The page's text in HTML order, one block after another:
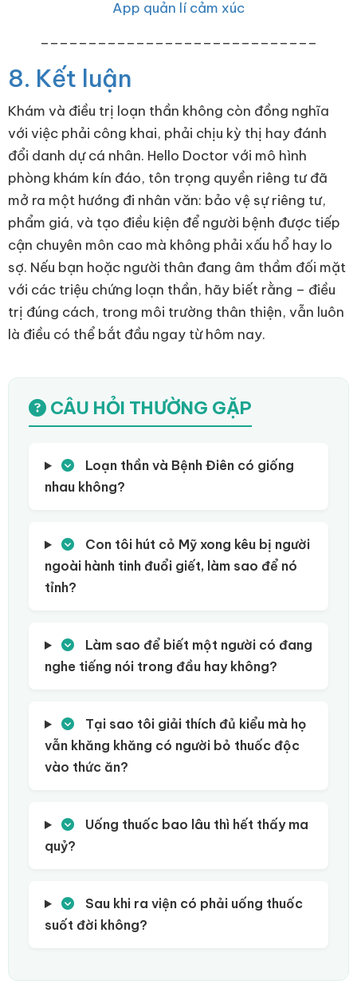
App quản lí cảm xúc
8. Kết luận
Khám và điều trị loạn thần không còn đồng nghĩa
với việc phải công khai, phải chịu kỳ thị hay đánh
đổi danh dự cá nhân. Hello Doctor với mô hình
phòng khám kín đáo, tôn trọng quyền riêng tư đã
mở ra một hướng đi nhân văn: bảo vệ sự riêng tư,
phẩm giá, và tạo điều kiện để người bệnh được tiếp
cận chuyên môn cao mà không phải xấu hổ hay lo
sợ. Nếu bạn hoặc người thân đang âm thầm đối mặt
với các triệu chứng loạn thần, hãy biết rằng – điều
trị đúng cách, trong môi trường thân thiện, vẫn luôn
là điều có thể bắt đầu ngay từ hôm nay.
CÂU HỎI THƯỜNG GẶP
Loạn thần và Bệnh Điên có giống
nhau không?
Con tôi hút cỏ Mỹ xong kêu bị người
ngoài hành tinh đuổi giết, làm sao để nó
tỉnh?
Làm sao để biết một người có đang
nghe tiếng nói trong đầu hay không?
Tại sao tôi giải thích đủ kiểu mà họ
vẫn khăng khăng có người bỏ thuốc độc
vào thức ăn?
Uống thuốc bao lâu thì hết thấy ma
quỷ?
Sau khi ra viện có phải uống thuốc
suốt đời không?